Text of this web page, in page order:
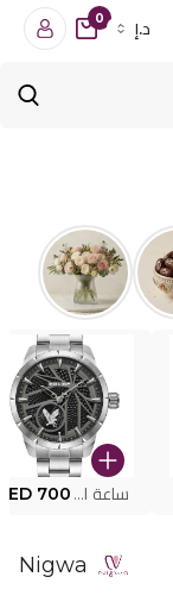
د.إ
0
ساعة البوليس PEWJG2227302 700
Nigwa